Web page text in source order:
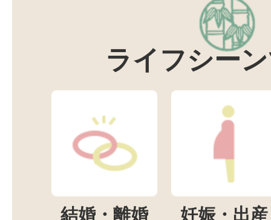
ライフシー
結婚・離婚 妊娠・出産